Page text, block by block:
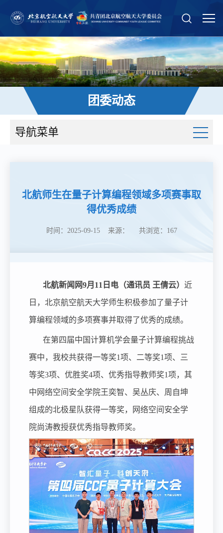
团委动态
导航菜单
北航师生在量子计算编程领域多项赛事取
得优秀成绩
时间：2025-09-15 来源： 共浏览： 167
北航新闻网9月11日电（通讯员 王倩云） 近
日，北京航空航天大学师生积极参加了量子计
算编程领域的多项赛事并取得了优秀的成绩。
在第四届中国计算机学会量子计算编程挑战
赛中，我校共获得一等奖1项、二等奖1项、三
等奖3项、优胜奖4项、优秀指导教师奖1项，其
中网络空间安全学院王奕智、吴丛庆、周自坤
组成的北极星队获得一等奖，网络空间安全学
院尚涛教授获优秀指导教师奖。